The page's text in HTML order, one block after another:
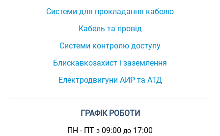
Системи для прокладання кабелю
Кабель та провід
Системи контролю доступу
Блискавкозахист і заземлення
Електродвигуни АИР та АТД
ГРАФІК РОБОТИ
ПН - ПТ з 09:00 до 17:00